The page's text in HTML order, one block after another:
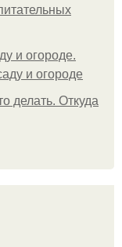
и огороде.
и огороде
делать. Откуда